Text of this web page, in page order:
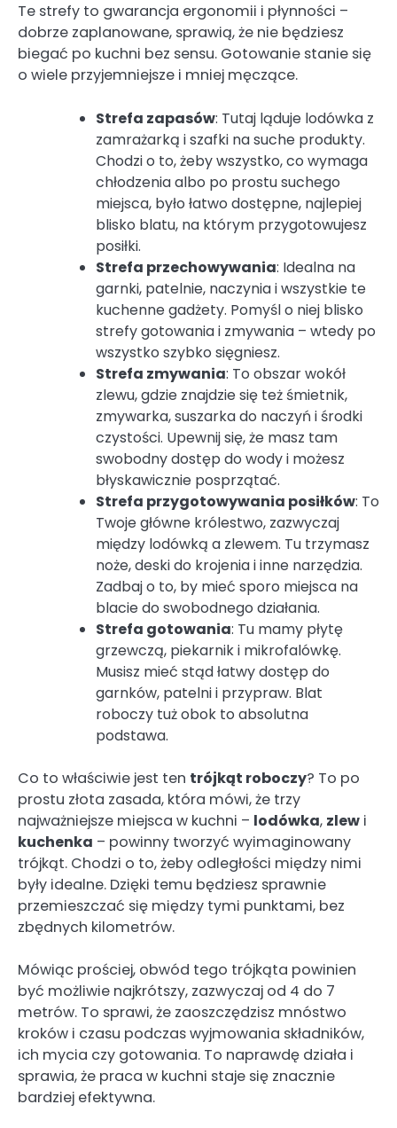
Te strefy to gwarancja ergonomii i płynności –
dobrze zaplanowane, sprawią, że nie będziesz
biegać po kuchni bez sensu. Gotowanie stanie się
o wiele przyjemniejsze i mniej męczące.
Strefa zapasów: Tutaj ląduje lodówka z
zamrażarką i szafki na suche produkty.
Chodzi o to, żeby wszystko, co wymaga
chłodzenia albo po prostu suchego
miejsca, było łatwo dostępne, najlepiej
blisko blatu, na którym przygotowujesz
posiłki.
Strefa przechowywania: Idealna na
garnki, patelnie, naczynia i wszystkie te
kuchenne gadżety. Pomyśl o niej blisko
strefy gotowania i zmywania – wtedy po
wszystko szybko sięgniesz.
Strefa zmywania: To obszar wokół
zlewu, gdzie znajdzie się też śmietnik,
zmywarka, suszarka do naczyń i środki
czystości. Upewnij się, że masz tam
swobodny dostęp do wody i możesz
błyskawicznie posprzątać.
Strefa przygotowywania posiłków: To
Twoje główne królestwo, zazwyczaj
między lodówką a zlewem. Tu trzymasz
noże, deski do krojenia i inne narzędzia.
Zadbaj o to, by mieć sporo miejsca na
blacie do swobodnego działania.
Strefa gotowania: Tu mamy płytę
grzewczą, piekarnik i mikrofalówkę.
Musisz mieć stąd łatwy dostęp do
garnków, patelni i przypraw. Blat
roboczy tuż obok to absolutna
podstawa.
Co to właściwie jest ten trójkąt roboczy? To po
prostu złota zasada, która mówi, że trzy
najważniejsze miejsca w kuchni – lodówka, zlew i
kuchenka – powinny tworzyć wyimaginowany
trójkąt. Chodzi o to, żeby odległości między nimi
były idealne. Dzięki temu będziesz sprawnie
przemieszczać się między tymi punktami, bez
zbędnych kilometrów.
Mówiąc prościej, obwód tego trójkąta powinien
być możliwie najkrótszy, zazwyczaj od 4 do 7
metrów. To sprawi, że zaoszczędzisz mnóstwo
kroków i czasu podczas wyjmowania składników,
ich mycia czy gotowania. To naprawdę działa i
sprawia, że praca w kuchni staje się znacznie
bardziej efektywna.